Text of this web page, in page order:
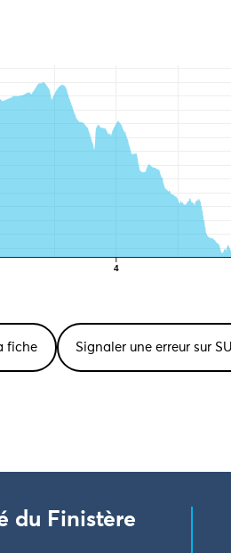
4
fiche Signaler une erreur sur
du Finistère